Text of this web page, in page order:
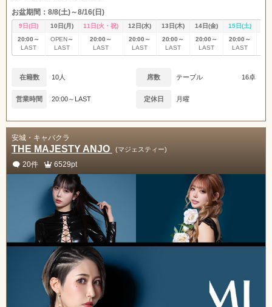
お盆期間：8/8(土)～8/16(日)
9日(日) 10日(月) 11日(火・祝) 12日(水) 13日(木) 14日(金) 15日(土)
20:00～
LAST
OPEN～
LAST
20:00～
LAST
20:00～
LAST
20:00～
LAST
20:00～
LAST
20:00～
LAST
在籍数 10人 席数 テーブル 16卓
営業時間 20:00～LAST 定休日 月曜
安城・キャバクラ
THE MAJESTY ANJO (マジェスティー)
20件 6529pt